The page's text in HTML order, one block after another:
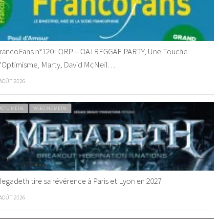
n°120 : ORP – OAI REGGAE PARTY, Une Touche
Marty, David McNeil…
2026
METAL WEBZINE METAL
tire sa révérence à Paris et Lyon en 2027
2026